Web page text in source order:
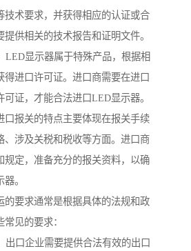
技术要求，并获得相应的认证或合
供相关的技术报告和证明文件。
LED显示器属于特殊产品，根据相
得进口许可证。进口商需要在进口
证，才能合法进口LED显示器。
口报关的特点主要体现在报关手续
、涉及关税和税收等方面。进口商
规定，准备充分的报关资料，以确
。
的要求通常是根据具体的法规和政
见的要求：
出口企业需要提供合法有效的出口